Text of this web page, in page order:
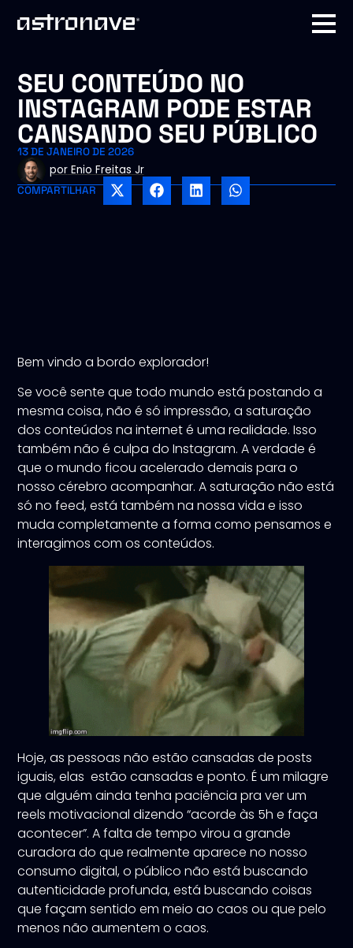
SEU CONTEÚDO NO
INSTAGRAM PODE ESTAR
CANSANDO SEU PÚBLICO
13 DE JANEIRO DE 2026
porEnio Freitas Jr
COMPARTILHAR
Bem vindo a bordo explorador!
Se você sente que todo mundo está postando a
mesma coisa, não é só impressão, a saturação
dos conteúdos na internet é uma realidade. Isso
também não é culpa do Instagram. A verdade é
que o mundo ficou acelerado demais para o
nosso cérebro acompanhar. A saturação não está
só no feed, está também na nossa vida e isso
muda completamente a forma como pensamos e
interagimos com os conteúdos.
Hoje, as pessoas não estão cansadas de posts
iguais, elas estão cansadas e ponto. É um milagre
que alguém ainda tenha paciência pra ver um
reels motivacional dizendo “acorde às 5h e faça
acontecer”. A falta de tempo virou a grande
curadora do que realmente aparece no nosso
consumo digital, o público não está buscando
autenticidade profunda, está buscando coisas
que façam sentido em meio ao caos ou que pelo
menos não aumentem o caos.